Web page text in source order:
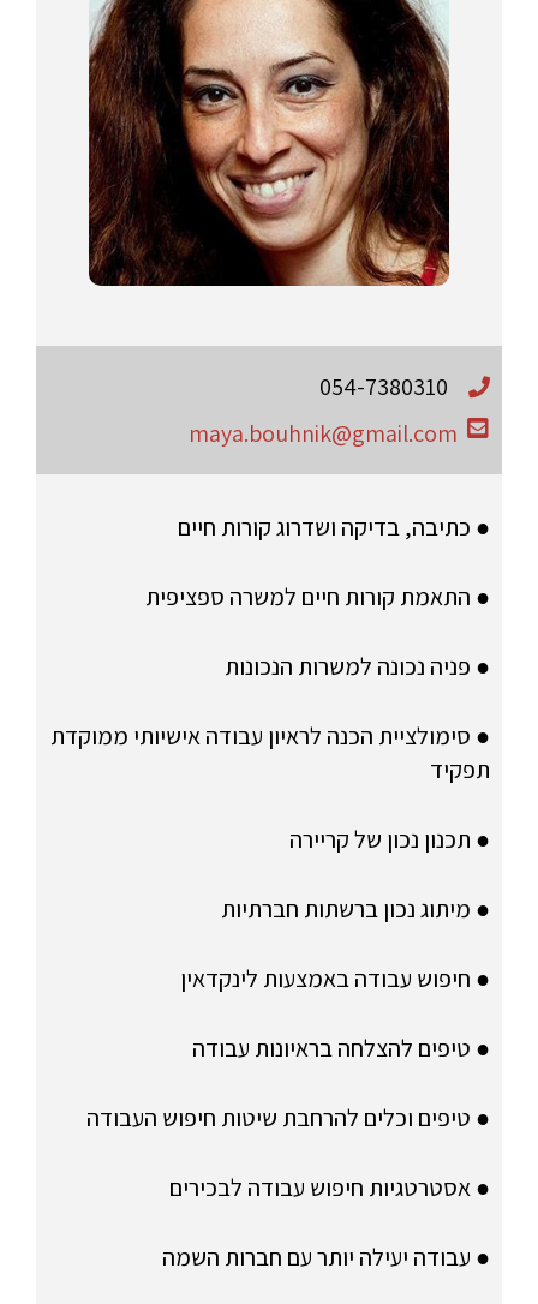
054-7380310
maya.bouhnik@gmail.com
● כתיבה, בדיקה ושדרוג קורות חיים
● התאמת קורות חיים למשרה ספציפית
● פניה נכונה למשרות הנכונות
● סימולציית הכנה לראיון עבודה אישיותי ממוקדת
תפקיד
● תכנון נכון של קריירה
● מיתוג נכון ברשתות חברתיות
● חיפוש עבודה באמצעות לינקדאין
● טיפים להצלחה בראיונות עבודה
● טיפים וכלים להרחבת שיטות חיפוש העבודה
● אסטרטגיות חיפוש עבודה לבכירים
● עבודה יעילה יותר עם חברות השמה